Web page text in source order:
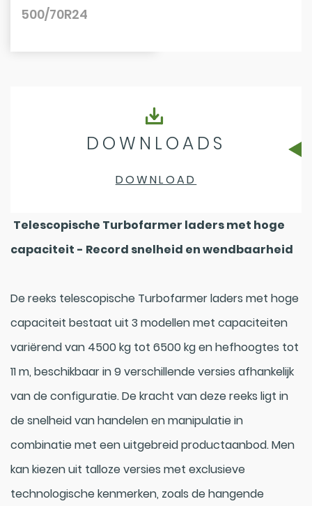
500/70R24
DOWNLOADS
DOWNLOAD
Telescopische Turbofarmer laders met hoge
capaciteit - Record snelheid en wendbaarheid
De reeks telescopische Turbofarmer laders met hoge
capaciteit bestaat uit 3 modellen met capaciteiten
variërend van 4500 kg tot 6500 kg en hefhoogtes tot
11 m, beschikbaar in 9 verschillende versies afhankelijk
van de configuratie. De kracht van deze reeks ligt in
de snelheid van handelen en manipulatie in
combinatie met een uitgebreid productaanbod. Men
kan kiezen uit talloze versies met exclusieve
technologische kenmerken, zoals de hangende